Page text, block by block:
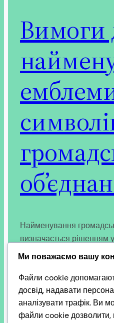
Вимоги
Найменування
визначається рішенням
викладається
мовою або мовою
обов’язково
правова форма —
«громадська спілка».
Ми поважаємо вашу
Файли cookie
досвід, надавати
аналізувати трафік. Ви
файли cookie дозволити,